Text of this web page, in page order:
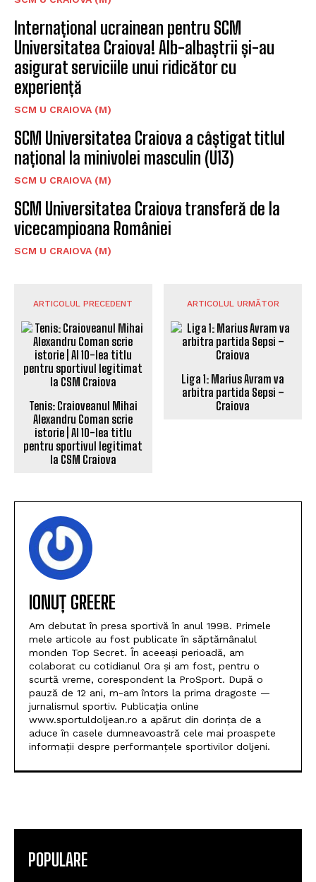
Internațional ucrainean pentru SCM
Universitatea Craiova! Alb-albaștrii și-au
asigurat serviciile unui ridicător cu
experiență
SCM U CRAIOVA (M)
SCM Universitatea Craiova a câștigat titlul
național la minivolei masculin (U13)
SCM U CRAIOVA (M)
SCM Universitatea Craiova transferă de la
vicecampioana României
SCM U CRAIOVA (M)
ARTICOLUL PRECEDENT
Tenis: Craioveanul Mihai
Alexandru Coman scrie
istorie | Al 10-lea titlu
pentru sportivul legitimat
la CSM Craiova
ARTICOLUL URMĂTOR
Liga 1: Marius Avram va
arbitra partida Sepsi –
Craiova
IONUȚ GREERE
Am debutat în presa sportivă în anul 1998. Primele
mele articole au fost publicate în săptămânalul
monden Top Secret. În aceeași perioadă, am
colaborat cu cotidianul Ora și am fost, pentru o
scurtă vreme, corespondent la ProSport. După o
pauză de 12 ani, m-am întors la prima dragoste —
jurnalismul sportiv. Publicația online
www.sportuldoljean.ro a apărut din dorința de a
aduce în casele dumneavoastră cele mai proaspete
informații despre performanțele sportivilor doljeni.
POPULARE